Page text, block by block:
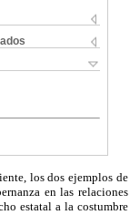
los dos ejemplos de
en las relaciones
estatal a la costumbre